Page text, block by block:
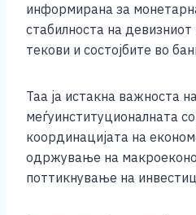
информирана за
стабилноста на
текови и состојбите во
Таа ја истакна важноста
меѓуинституционалната
координацијата на
одржување на
поттикнување на